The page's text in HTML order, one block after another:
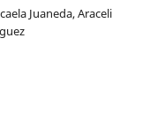
Juaneda, Araceli